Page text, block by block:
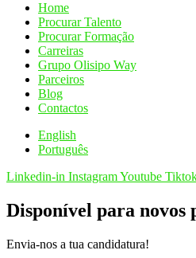
Home
Procurar Talento
Procurar Formação
Carreiras
Grupo Olisipo Way
Parceiros
Blog
Contactos
English
Português
Linkedin-in InstagramYoutube
Disponível para novos
Envia-nos a tua candidatura!